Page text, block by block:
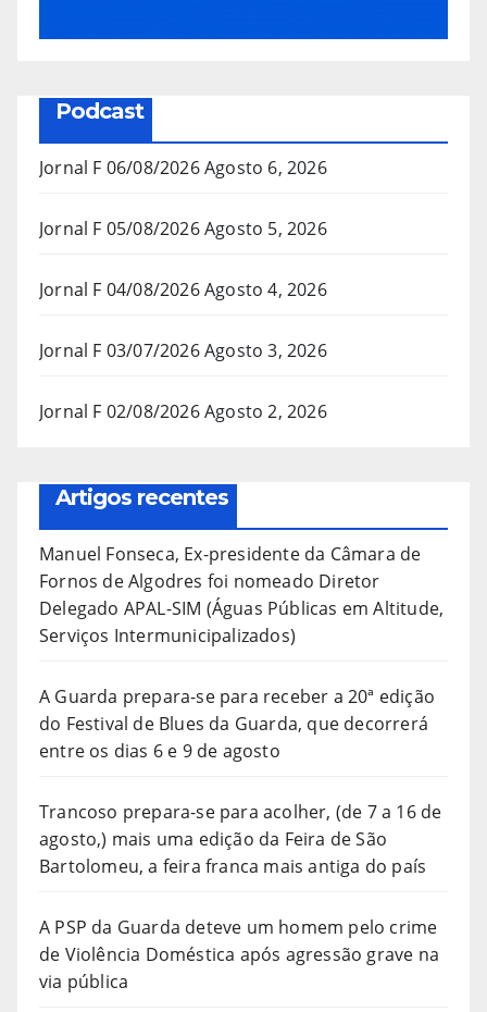
Podcast
Jornal F 06/08/2026Agosto 6, 2026
Jornal F 05/08/2026Agosto 5, 2026
Jornal F 04/08/2026Agosto 4, 2026
Jornal F 03/07/2026Agosto 3, 2026
Jornal F 02/08/2026Agosto 2, 2026
Artigos recentes
Manuel Fonseca, Ex-presidente da Câmara de
Fornos de Algodres foi nomeado Diretor
Delegado APAL-SIM (Águas Públicas em Altitude,
Serviços Intermunicipalizados)
A Guarda prepara-se para receber a 20ª edição
do Festival de Blues da Guarda, que decorrerá
entre os dias 6 e 9 de agosto
Trancoso prepara-se para acolher, (de 7 a 16 de
agosto,) mais uma edição da Feira de São
Bartolomeu, a feira franca mais antiga do país
A PSP da Guarda deteve um homem pelo crime
de Violência Doméstica após agressão grave na
via pública